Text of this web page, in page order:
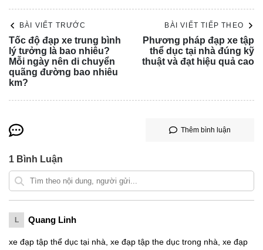
BÀI VIẾT TRƯỚC
Tốc độ đạp xe trung bình
lý tưởng là bao nhiêu?
Mỗi ngày nên di chuyển
quãng đường bao nhiêu
km?
BÀI VIẾT TIẾP THEO
Phương pháp đạp xe tập
thể dục tại nhà đúng kỹ
thuật và đạt hiệu quả cao
Thêm bình luận
1 Bình Luận
L Quang Linh
xe đạp tập thể dục tại nhà, xe đạp tập the dục trong nhà, xe đạp